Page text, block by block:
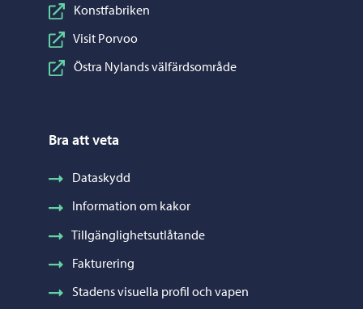
Konstfabriken
Visit Porvoo
Östra Nylands välfärdsområde
Bra att veta
Dataskydd
Information om kakor
Tillgänglighetsutlåtande
Fakturering
Stadens visuella profil och vapen